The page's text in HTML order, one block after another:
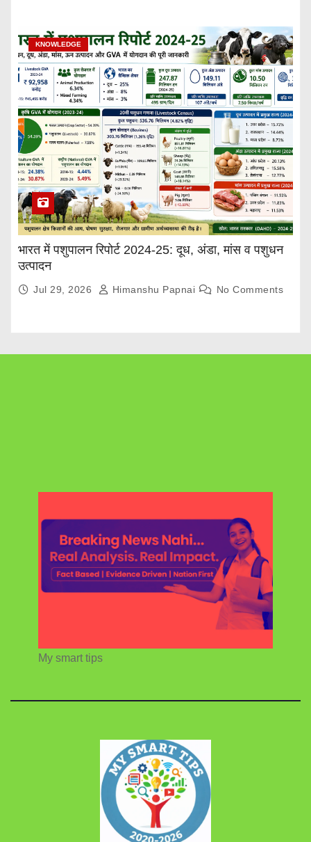
KNOWLEDGE
भारत में पशुपालन रिपोर्ट 2024-25: दूध, अंडा, मांस व पशुधन
उत्पादन
Jul 29, 2026 Himanshu Papnai No Comments
My smart tips